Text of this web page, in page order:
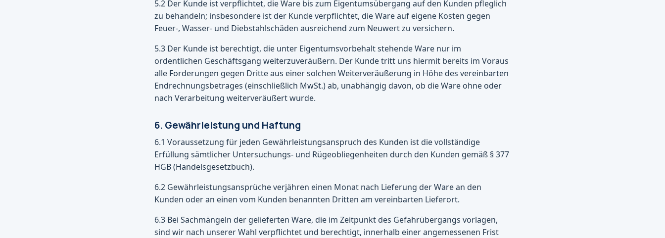
5.2 Der Kunde ist verpflichtet, die Ware bis zum Eigentumsübergang auf den Kunden pfleglich
zu behandeln; insbesondere ist der Kunde verpflichtet, die Ware auf eigene Kosten gegen
Feuer-, Wasser- und Diebstahlschäden ausreichend zum Neuwert zu versichern.
5.3 Der Kunde ist berechtigt, die unter Eigentumsvorbehalt stehende Ware nur im
ordentlichen Geschäftsgang weiterzuveräußern. Der Kunde tritt uns hiermit bereits im Voraus
alle Forderungen gegen Dritte aus einer solchen Weiterveräußerung in Höhe des vereinbarten
Endrechnungsbetrages (einschließlich MwSt.) ab, unabhängig davon, ob die Ware ohne oder
nach Verarbeitung weiterveräußert wurde.
6. Gewährleistung und Haftung
6.1 Voraussetzung für jeden Gewährleistungsanspruch des Kunden ist die vollständige
Erfüllung sämtlicher Untersuchungs- und Rügeobliegenheiten durch den Kunden gemäß § 377
HGB (Handelsgesetzbuch).
6.2 Gewährleistungsansprüche verjähren einen Monat nach Lieferung der Ware an den
Kunden oder an einen vom Kunden benannten Dritten am vereinbarten Lieferort.
6.3 Bei Sachmängeln der gelieferten Ware, die im Zeitpunkt des Gefahrübergangs vorlagen,
sind wir nach unserer Wahl verpflichtet und berechtigt, innerhalb einer angemessenen Frist